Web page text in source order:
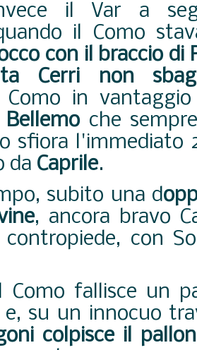
il Var a
il Como
con il braccio di
Cerri non
Como in
Bellemoche
sfiora l'immediato
da Caprile.
subito una d
, ancora bravo
con
Como fallisce un
su un innocuo
colpisce il